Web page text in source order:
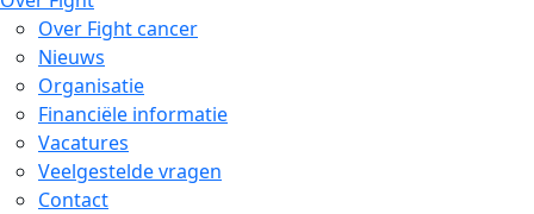
Over Fight cancer
Nieuws
Organisatie
Financiële informatie
Vacatures
Veelgestelde vragen
Contact